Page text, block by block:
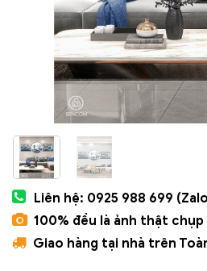
Liên hệ: 0925 988 699
100% đều là ảnh thật chụp
Giao hàng tại nhà trên